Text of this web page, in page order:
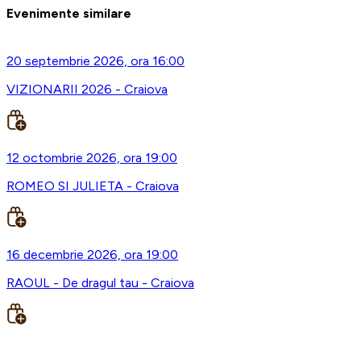
Evenimente similare
20 septembrie 2026, ora 16:00
VIZIONARII 2026 - Craiova
12 octombrie 2026, ora 19:00
ROMEO SI JULIETA - Craiova
16 decembrie 2026, ora 19:00
RAOUL - De dragul tau - Craiova